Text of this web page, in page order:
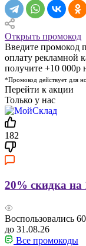
Открыть промокод
Введите промокод
оплату рекламной
получите +10 000р
*Промокод действует для
Перейти к акции
Только у нас
182
20% скидка
Воспользовались
до 31.08.26
Все промокоды